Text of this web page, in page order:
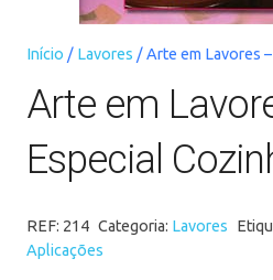
Início / Lavores / Arte em Lavores
Arte em
Especial
REF: 214 Categoria: Lavores
Aplicações